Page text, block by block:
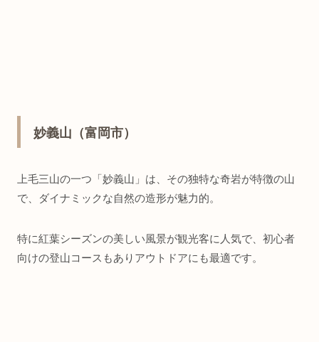
妙義山（富岡市）
上毛三山の一つ「妙義山」は、その独特な奇岩が特徴の山
で、ダイナミックな自然の造形が魅力的。
特に紅葉シーズンの美しい風景が観光客に人気で、初心者
向けの登山コースもありアウトドアにも最適です。